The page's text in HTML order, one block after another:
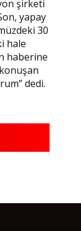
şirketi
yapay
30
hale
haberine
dedi.